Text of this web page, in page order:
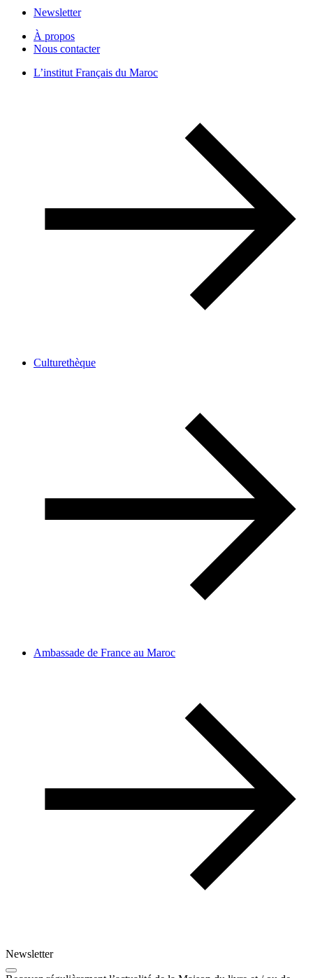
Newsletter
À propos
Nous contacter
L’institut Français du Maroc
Culturethèque
Ambassade de France au Maroc
Newsletter